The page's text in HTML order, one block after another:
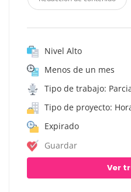
Nivel Alto
Menos de un mes
Tipo de trabajo:
Tipo de proyecto:
Expirado
Guardar
Ver